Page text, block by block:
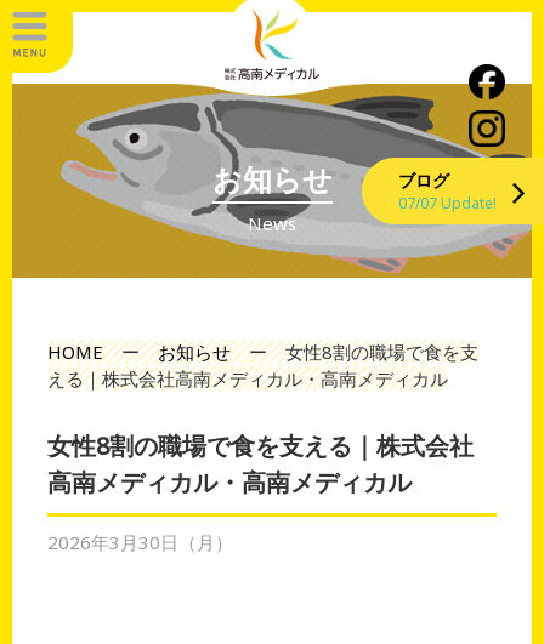
お知らせ
News
HOMEーお知らせー女性8割の職場で食を支
える｜株式会社高南メディカル・高南メディカル
女性8割の職場で食を支える｜株式会社
高南メディカル・高南メディカル
2026年3月30日（月）
ブログ
07/07 Update!